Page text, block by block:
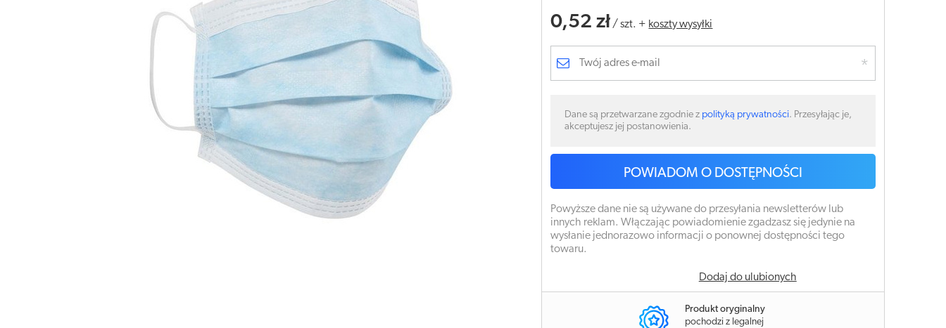
0,52 zł /szt. + koszty wysyłki
Dane są przetwarzane zgodnie z polityką prywatności. Przesyłając je,
akceptujesz jej postanowienia.
POWIADOM O DOSTĘPNOŚCI
Powyższe dane nie są używane do przesyłania newsletterów lub
innych reklam. Włączając powiadomienie zgadzasz się jedynie na
wysłanie jednorazowo informacji o ponownej dostępności tego
towaru.
Dodaj do ulubionych
Produkt oryginalny
pochodzi z legalnej